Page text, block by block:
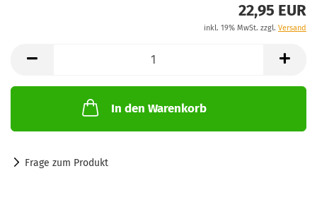
22,95 EUR
inkl. 19% MwSt. zzgl. Versand
In den Warenkorb
Frage zum Produkt